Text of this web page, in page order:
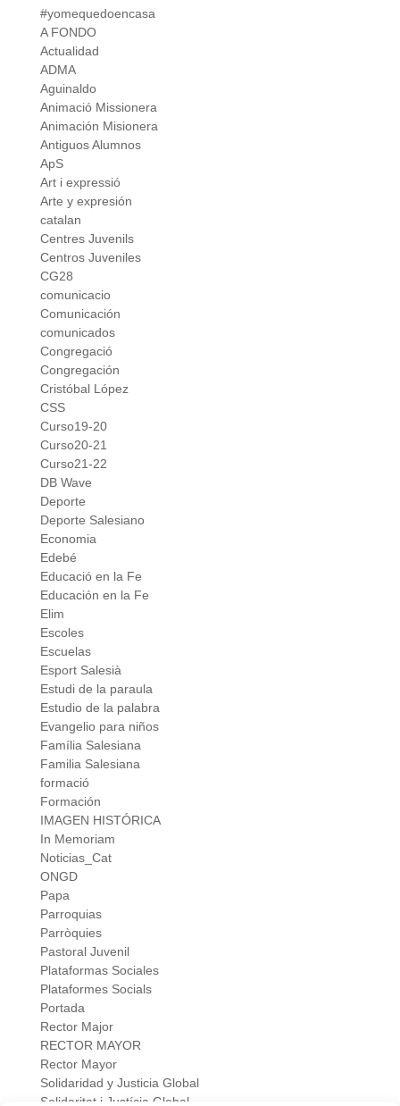
#yomequedoencasa
A FONDO
Actualidad
ADMA
Aguinaldo
Animació Missionera
Animación Misionera
Antiguos Alumnos
ApS
Art i expressió
Arte y expresión
catalan
Centres Juvenils
Centros Juveniles
CG28
comunicacio
Comunicación
comunicados
Congregació
Congregación
Cristóbal López
CSS
Curso19-20
Curso20-21
Curso21-22
DB Wave
Deporte
Deporte Salesiano
Economia
Edebé
Educació en la Fe
Educación en la Fe
Elim
Escoles
Escuelas
Esport Salesià
Estudi de la paraula
Estudio de la palabra
Evangelio para niños
Família Salesiana
Familia Salesiana
formació
Formación
IMAGEN HISTÓRICA
In Memoriam
Noticias_Cat
ONGD
Papa
Parroquias
Parròquies
Pastoral Juvenil
Plataformas Sociales
Plataformes Socials
Portada
Rector Major
RECTOR MAYOR
Rector Mayor
Solidaridad y Justicia Global
Solidaritat i Justícia Global